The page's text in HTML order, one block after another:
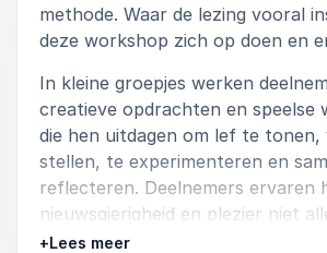
methode. Waar de lezing vooral
deze workshop zich op doen en
In kleine groepjes werken
creatieve opdrachten en speelse
die hen uitdagen om lef te tonen,
stellen, te experimenteren en
reflecteren. Deelnemers ervaren
nieuwsgierigheid en plezier niet
nieuwe ideeën, maar ook tot meer
+Lees meer